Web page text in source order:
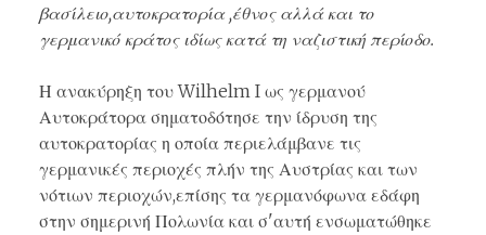
βασίλειο,αυτοκρατορία ,έθνος αλλά και το
γερμανικό κράτος ιδίως κατά τη ναζιστική περίοδο.
Η ανακύρηξη του Wilhelm I ως γερμανού
Αυτοκράτορα σηματοδότησε την ίδρυση της
αυτοκρατορίας η οποία περιελάμβανε τις
γερμανικές περιοχές πλήν της Αυστρίας και των
νότιων περιοχών,επίσης τα γερμανόφωνα εδάφη
στην σημερινή Πολωνία και σ'αυτή ενσωματώθηκε